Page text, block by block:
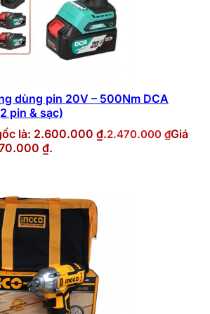
dùng pin 20V – 500Nm DCA
pin & sạc)
là: 2.600.000 ₫.2.470.000 ₫Giá
₫.